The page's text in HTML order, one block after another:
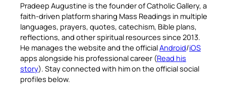
Pradeep Augustine is the founder of Catholic Gallery, a
faith-driven platform sharing Mass Readings in multiple
languages, prayers, quotes, catechism, Bible plans,
reflections, and other spiritual resources since 2013.
He manages the website and the officialAndroid/iOS
apps alongside his professional career (Read his
story). Stay connected with him on the official social
profiles below.